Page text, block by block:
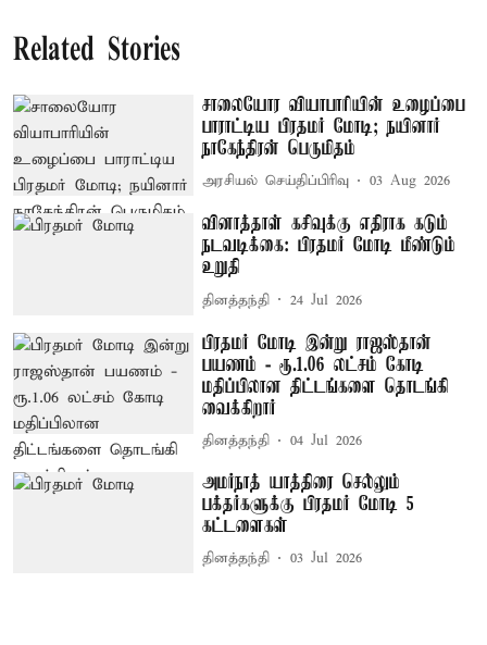
Related Stories
சாலையோர வியாபாரியின் உழைப்பை
பாராட்டிய பிரதமர் மோடி; நயினார்
நாகேந்திரன் பெருமிதம்
அரசியல் செய்திப்பிரிவு 03 Aug 2026
வினாத்தாள் கசிவுக்கு எதிராக கடும்
நடவடிக்கை: பிரதமர் மோடி மீண்டும்
உறுதி
தினத்தந்தி 24 Jul 2026
பிரதமர் மோடி இன்று ராஜஸ்தான்
பயணம் - ரூ.1.06 லட்சம் கோடி
மதிப்பிலான திட்டங்களை தொடங்கி
வைக்கிறார்
தினத்தந்தி 04 Jul 2026
அமர்நாத் யாத்திரை செல்லும்
பக்தர்களுக்கு பிரதமர் மோடி 5
கட்டளைகள்
தினத்தந்தி 03 Jul 2026